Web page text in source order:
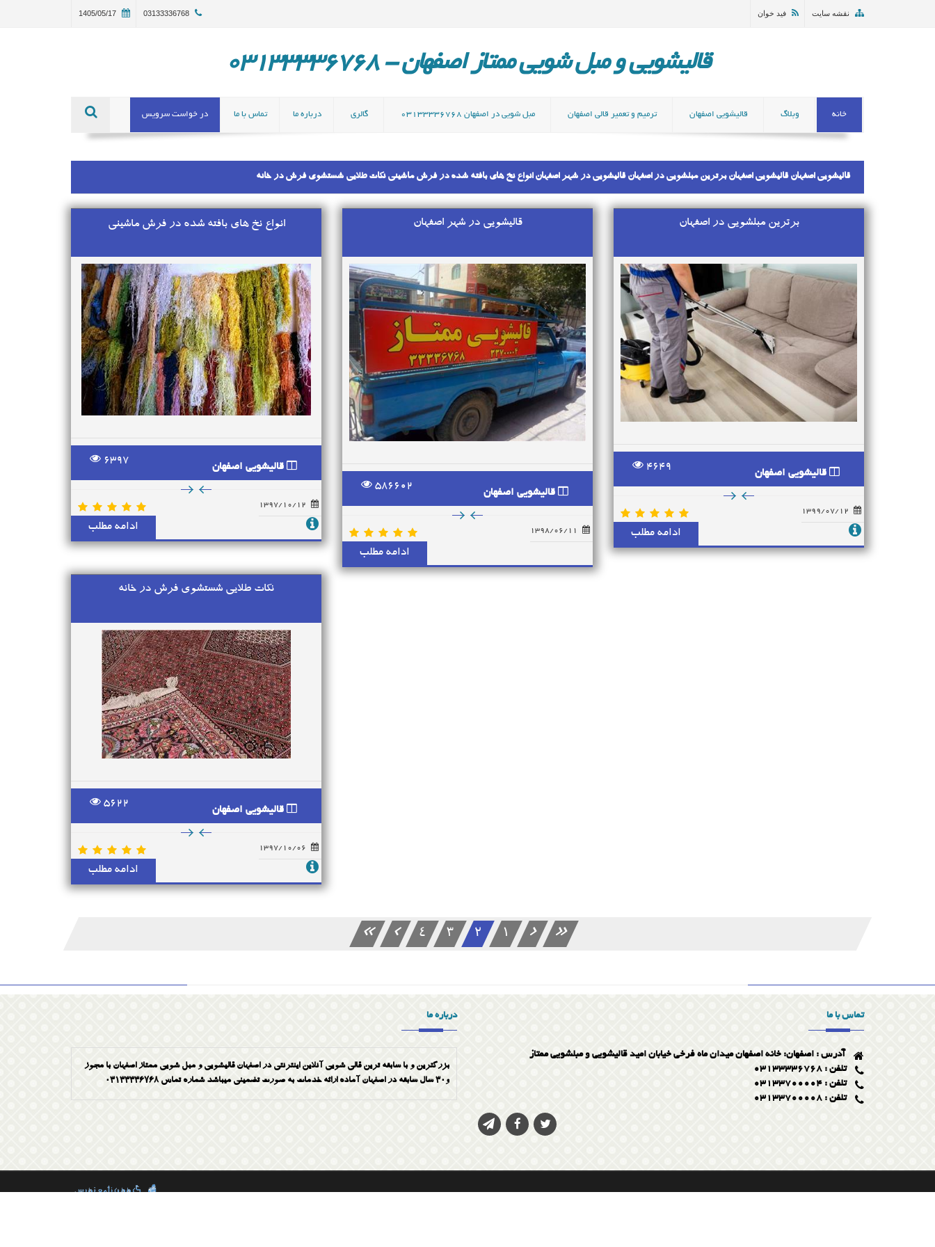
03133336768
1405/05/17 نقشه سایت فید خوان
قالیشویی و مبل شویی ممتاز اصفهان - 03133336768
خانه وبلاگ قالیشویی اصفهان ترمیم و تعمیر قالی اصفهان مبل شویی در اصفهان 03133336768 گالری درباره ما تماس با ما در خواست سرویس
قالیشویی اصفهان قالیشویی اصفهان برترین مبلشویی در اصفهان قالیشویی در شهر اصفهان انواع نخ های بافته شده در فرش ماشینی نکات طلایی شستشوی فرش در خانه
برترین مبلشویی در اصفهان
قالیشویی اصفهان
4649
ادامه مطلب
قالیشویی در شهر اصفهان
قالیشویی اصفهان
586602
ادامه مطلب
انواع نخ های بافته شده در فرش ماشینی
قالیشویی اصفهان
6397
ادامه مطلب
نکات طلایی شستشوی فرش در خانه
قالیشویی اصفهان
5622
ادامه مطلب
1
2
3
4
تماس با ما
آدرس : اصفهان: خانه اصفهان میدان ماه فرخی خیابان امید قالیشویی و مبلشویی ممتاز
تلفن : 03133336768
تلفن : 03133700004
تلفن : 03133700008
درباره ما
بزرگترین و با سابقه ترین قالی شویی آنلاین اینترنتی در اصفهان قالیشویی و مبل شویی ممتاز اصفهان با مجوز
و30 سال سابقه در اصفهان آماده ارائه خدمات به صورت تضمینی میباشد شماره تماس 03133336768